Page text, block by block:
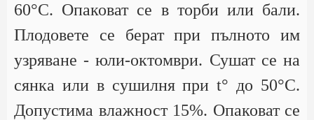
60°С. Опаковат се в торби или бали.
Плодовете се берат при пълното им
узряване - юли-октомври. Сушат се на
сянка или в сушилня при t° до 50°С.
Допустима влажност 15%. Опаковат се